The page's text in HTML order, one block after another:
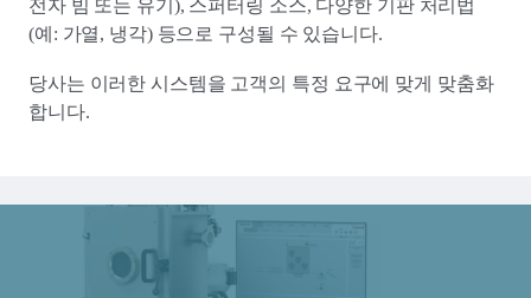
전자 빔 또는 유기), 스퍼터링 소스, 다양한 기판 처리법
(예: 가열, 냉각) 등으로 구성될 수 있습니다.
당사는 이러한 시스템을 고객의 특정 요구에 맞게 맞춤화
합니다.